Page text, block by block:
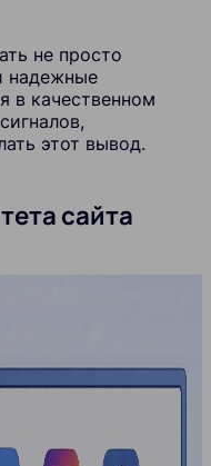
не просто
надежные
в качественном
этот вывод.
сайта